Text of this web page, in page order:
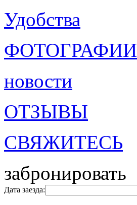
Удобства
ФОТОГРАФИИ
новости
ОТЗЫВЫ
СВЯЖИТЕСЬ
забронировать
Дата заезда: